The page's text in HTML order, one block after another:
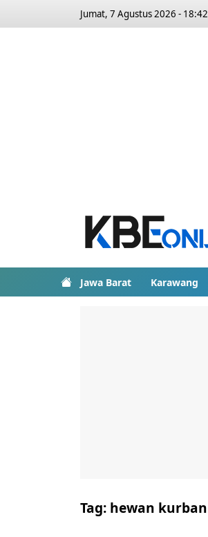
Jumat, 7 Agustus 2026 - 18:42
Jawa Barat Karawang
Tag: hewan kurban